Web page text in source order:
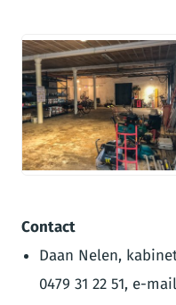
JPG
Contact
Daan Nelen,
0479 31 22 51, e-mail